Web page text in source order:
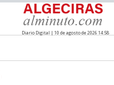
Diario Digital | 10 de agosto de 2026 14:58